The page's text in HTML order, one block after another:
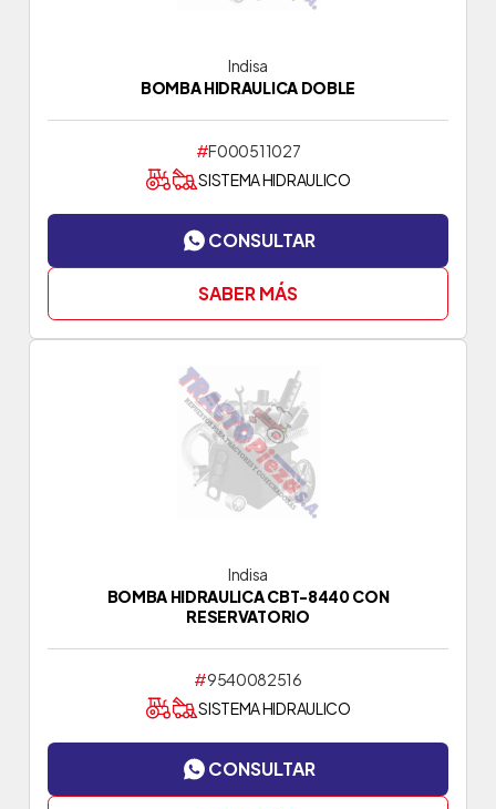
Indisa
BOMBA HIDRAULICA DOBLE
#F000511027
SISTEMA HIDRAULICO
CONSULTAR
SABER MÁS
Indisa
BOMBA HIDRAULICA CBT-8440 CON
RESERVATORIO
#9540082516
SISTEMA HIDRAULICO
CONSULTAR